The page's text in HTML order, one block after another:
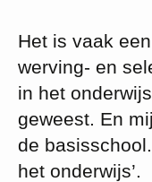
Het is vaak
werving- en
in het
geweest. En
de
het onderwijs’.